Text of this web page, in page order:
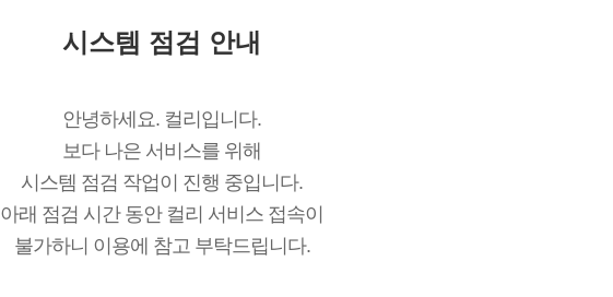
시스템 점검 안내
안녕하세요. 컬리입니다.
보다 나은 서비스를 위해
시스템 점검 작업이 진행 중입니다.
아래 점검 시간 동안 컬리 서비스 접속이
불가하니 이용에 참고 부탁드립니다.